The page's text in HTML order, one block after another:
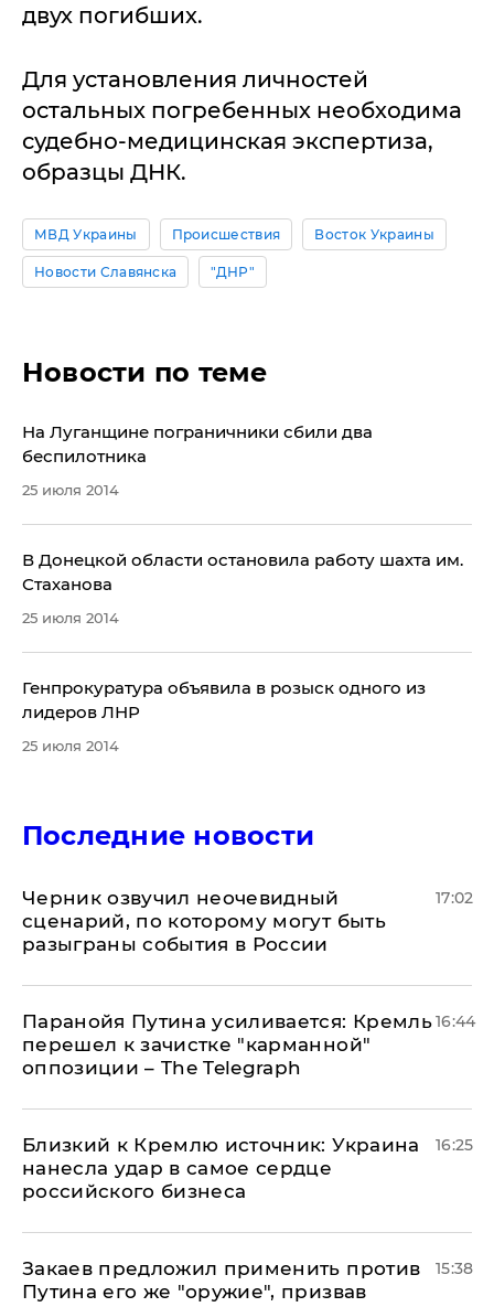
двух погибших.
Для установления личностей
остальных погребенных необходима
судебно-медицинская экспертиза,
образцы ДНК.
МВД Украины Происшествия Восток Украины
Новости Славянска "ДНР"
Новости по теме
На Луганщине пограничники сбили два
беспилотника
25 июля 2014
​В Донецкой области остановила работу шахта им.
Стаханова
25 июля 2014
​Генпрокуратура объявила в розыск одного из
лидеров ЛНР
25 июля 2014
Последние новости
Черник озвучил неочевидный
сценарий, по которому могут быть
разыграны события в России
17:02
Паранойя Путина усиливается: Кремль
перешел к зачистке "карманной"
оппозиции – The Telegraph
16:44
Близкий к Кремлю источник: Украина
нанесла удар в самое сердце
российского бизнеса
16:25
Закаев предложил применить против
Путина его же "оружие", призвав
15:38